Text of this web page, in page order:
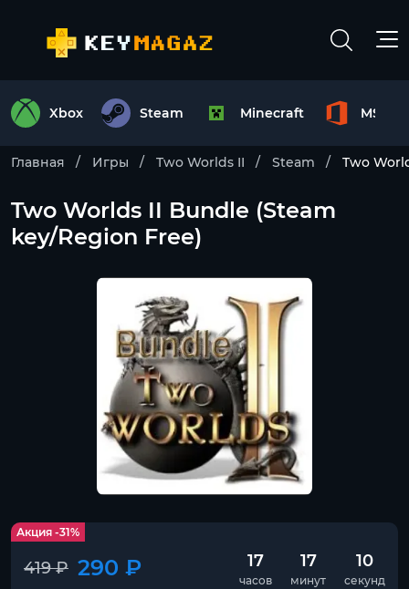
Xbox Steam Minecraft MS
Главная Игры Two Worlds II Steam Two
Two Worlds II Bundle (Steam
key/Region Free)
Акция -31%
419 ₽ 290 ₽ 17
часов
17
минут
9
секунд